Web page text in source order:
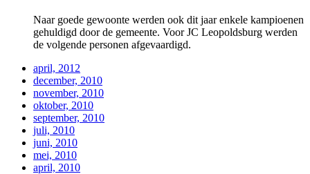
Naar goede gewoonte werden ook dit jaar enkele kampioenen
gehuldigd door de gemeente. Voor JC Leopoldsburg werden
de volgende personen afgevaardigd.
april, 2012
december, 2010
november, 2010
oktober, 2010
september, 2010
juli, 2010
juni, 2010
mei, 2010
april, 2010